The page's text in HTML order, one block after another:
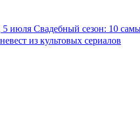
5 июля Свадебный сезон: 10
невест из культовых сериалов